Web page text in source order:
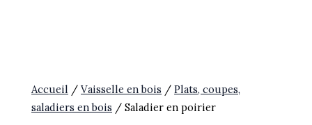
Accueil /Vaisselle en bois /Plats, coupes,
saladiers en bois / Saladier en poirier